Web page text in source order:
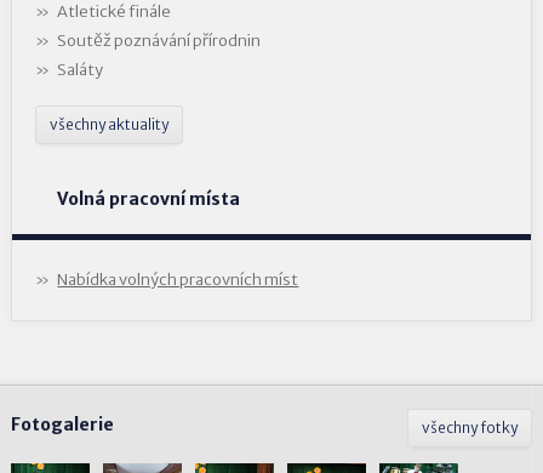
Atletické finále
Soutěž poznávání přírodnin
Saláty
všechny aktuality
Volná pracovní místa
Nabídka volných pracovních míst
všechny fotky
Fotogalerie